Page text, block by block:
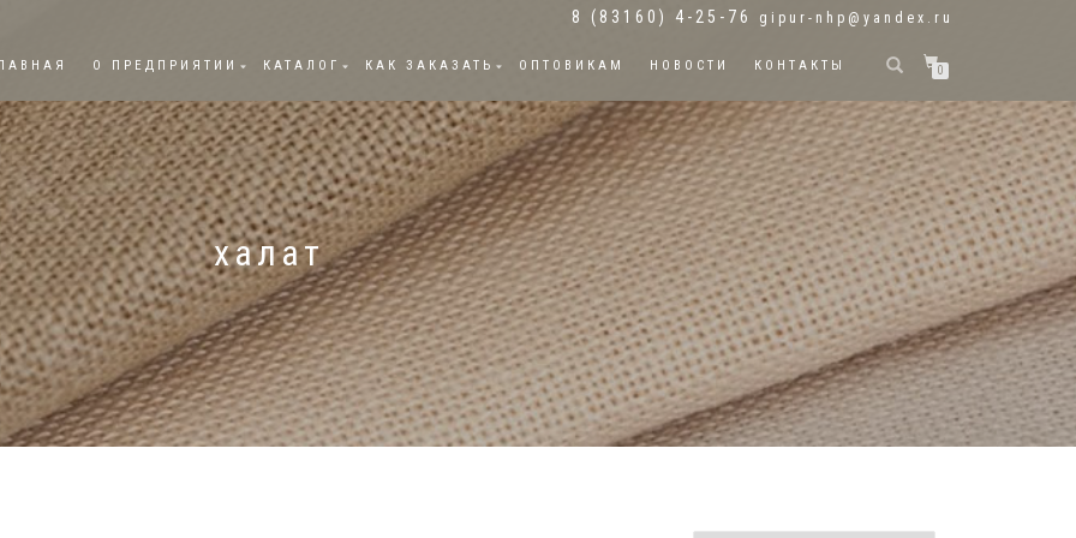
8 (83160) 4-25-76 gipur-nhp@yandex.ru
О ПРЕДПРИЯТИИ КАТАЛОГ КАК ЗАКАЗАТЬ ОПТОВИКАМ НОВОСТИ КОНТАКТЫ 0
халат